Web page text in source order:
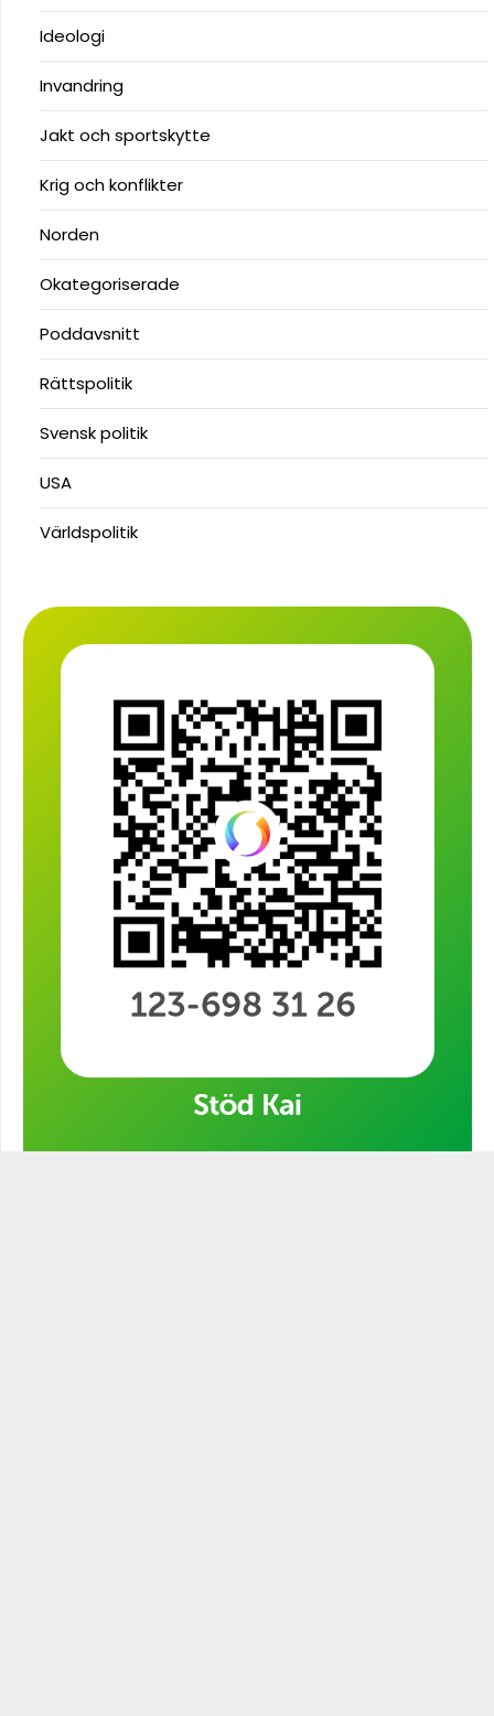
Ideologi
Invandring
Jakt och sportskytte
Krig och konflikter
Norden
Okategoriserade
Poddavsnitt
Rättspolitik
Svensk politik
USA
Världspolitik